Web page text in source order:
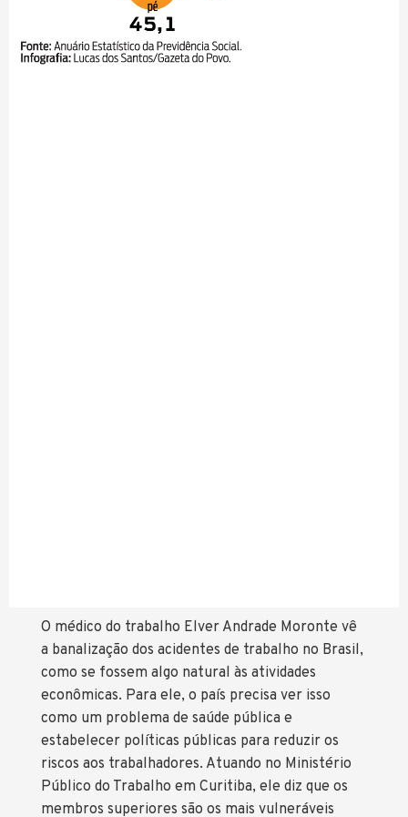
O médico do trabalho Elver Andrade Moronte vê
a banalização dos acidentes de trabalho no Brasil,
como se fossem algo natural às atividades
econômicas. Para ele, o país precisa ver isso
como um problema de saúde pública e
estabelecer políticas públicas para reduzir os
riscos aos trabalhadores. Atuando no Ministério
Público do Trabalho em Curitiba, ele diz que os
membros superiores são os mais vulneráveis